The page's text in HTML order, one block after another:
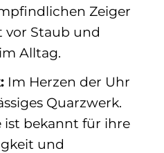
Zeiger
vor Staub und
Alltag.
Im Herzen der Uhr
Quarzwerk.
ist bekannt für ihre
und